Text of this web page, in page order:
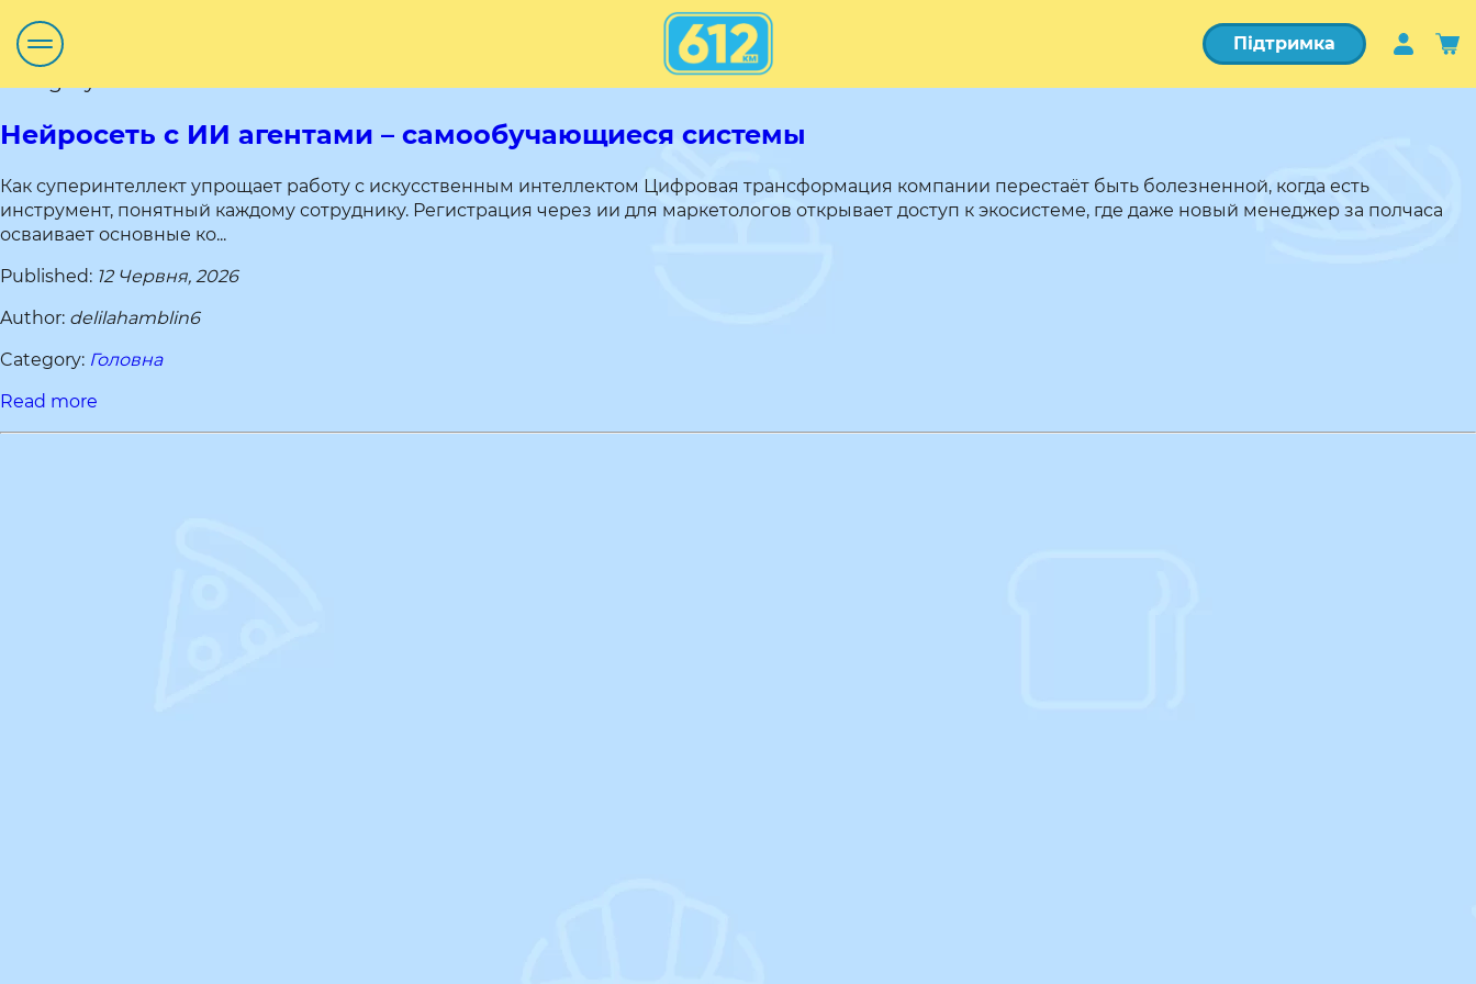
Підтримка
Нейросеть с ИИ агентами – самообучающиеся системы
Как суперинтеллект упрощает работу с искусственным интеллектом Цифровая трансформация компании перестаёт быть болезненной, когда есть
инструмент, понятный каждому сотруднику. Регистрация через ии для маркетологов открывает доступ к экосистеме, где даже новый менеджер за полчаса
осваивает основные ко...
Published: 12 Червня, 2026
Author: delilahamblin6
Category: Головна
Read more